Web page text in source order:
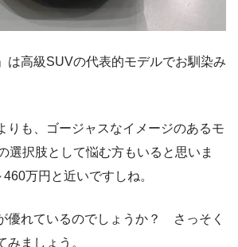
は高級SUVの代表的モデルでお馴染み
りも、ゴージャスなイメージのあるモ
選択肢として悩む方もいると思いま
万円と近いですしね。
優れているのでしょうか？ さっそく
みましょう。